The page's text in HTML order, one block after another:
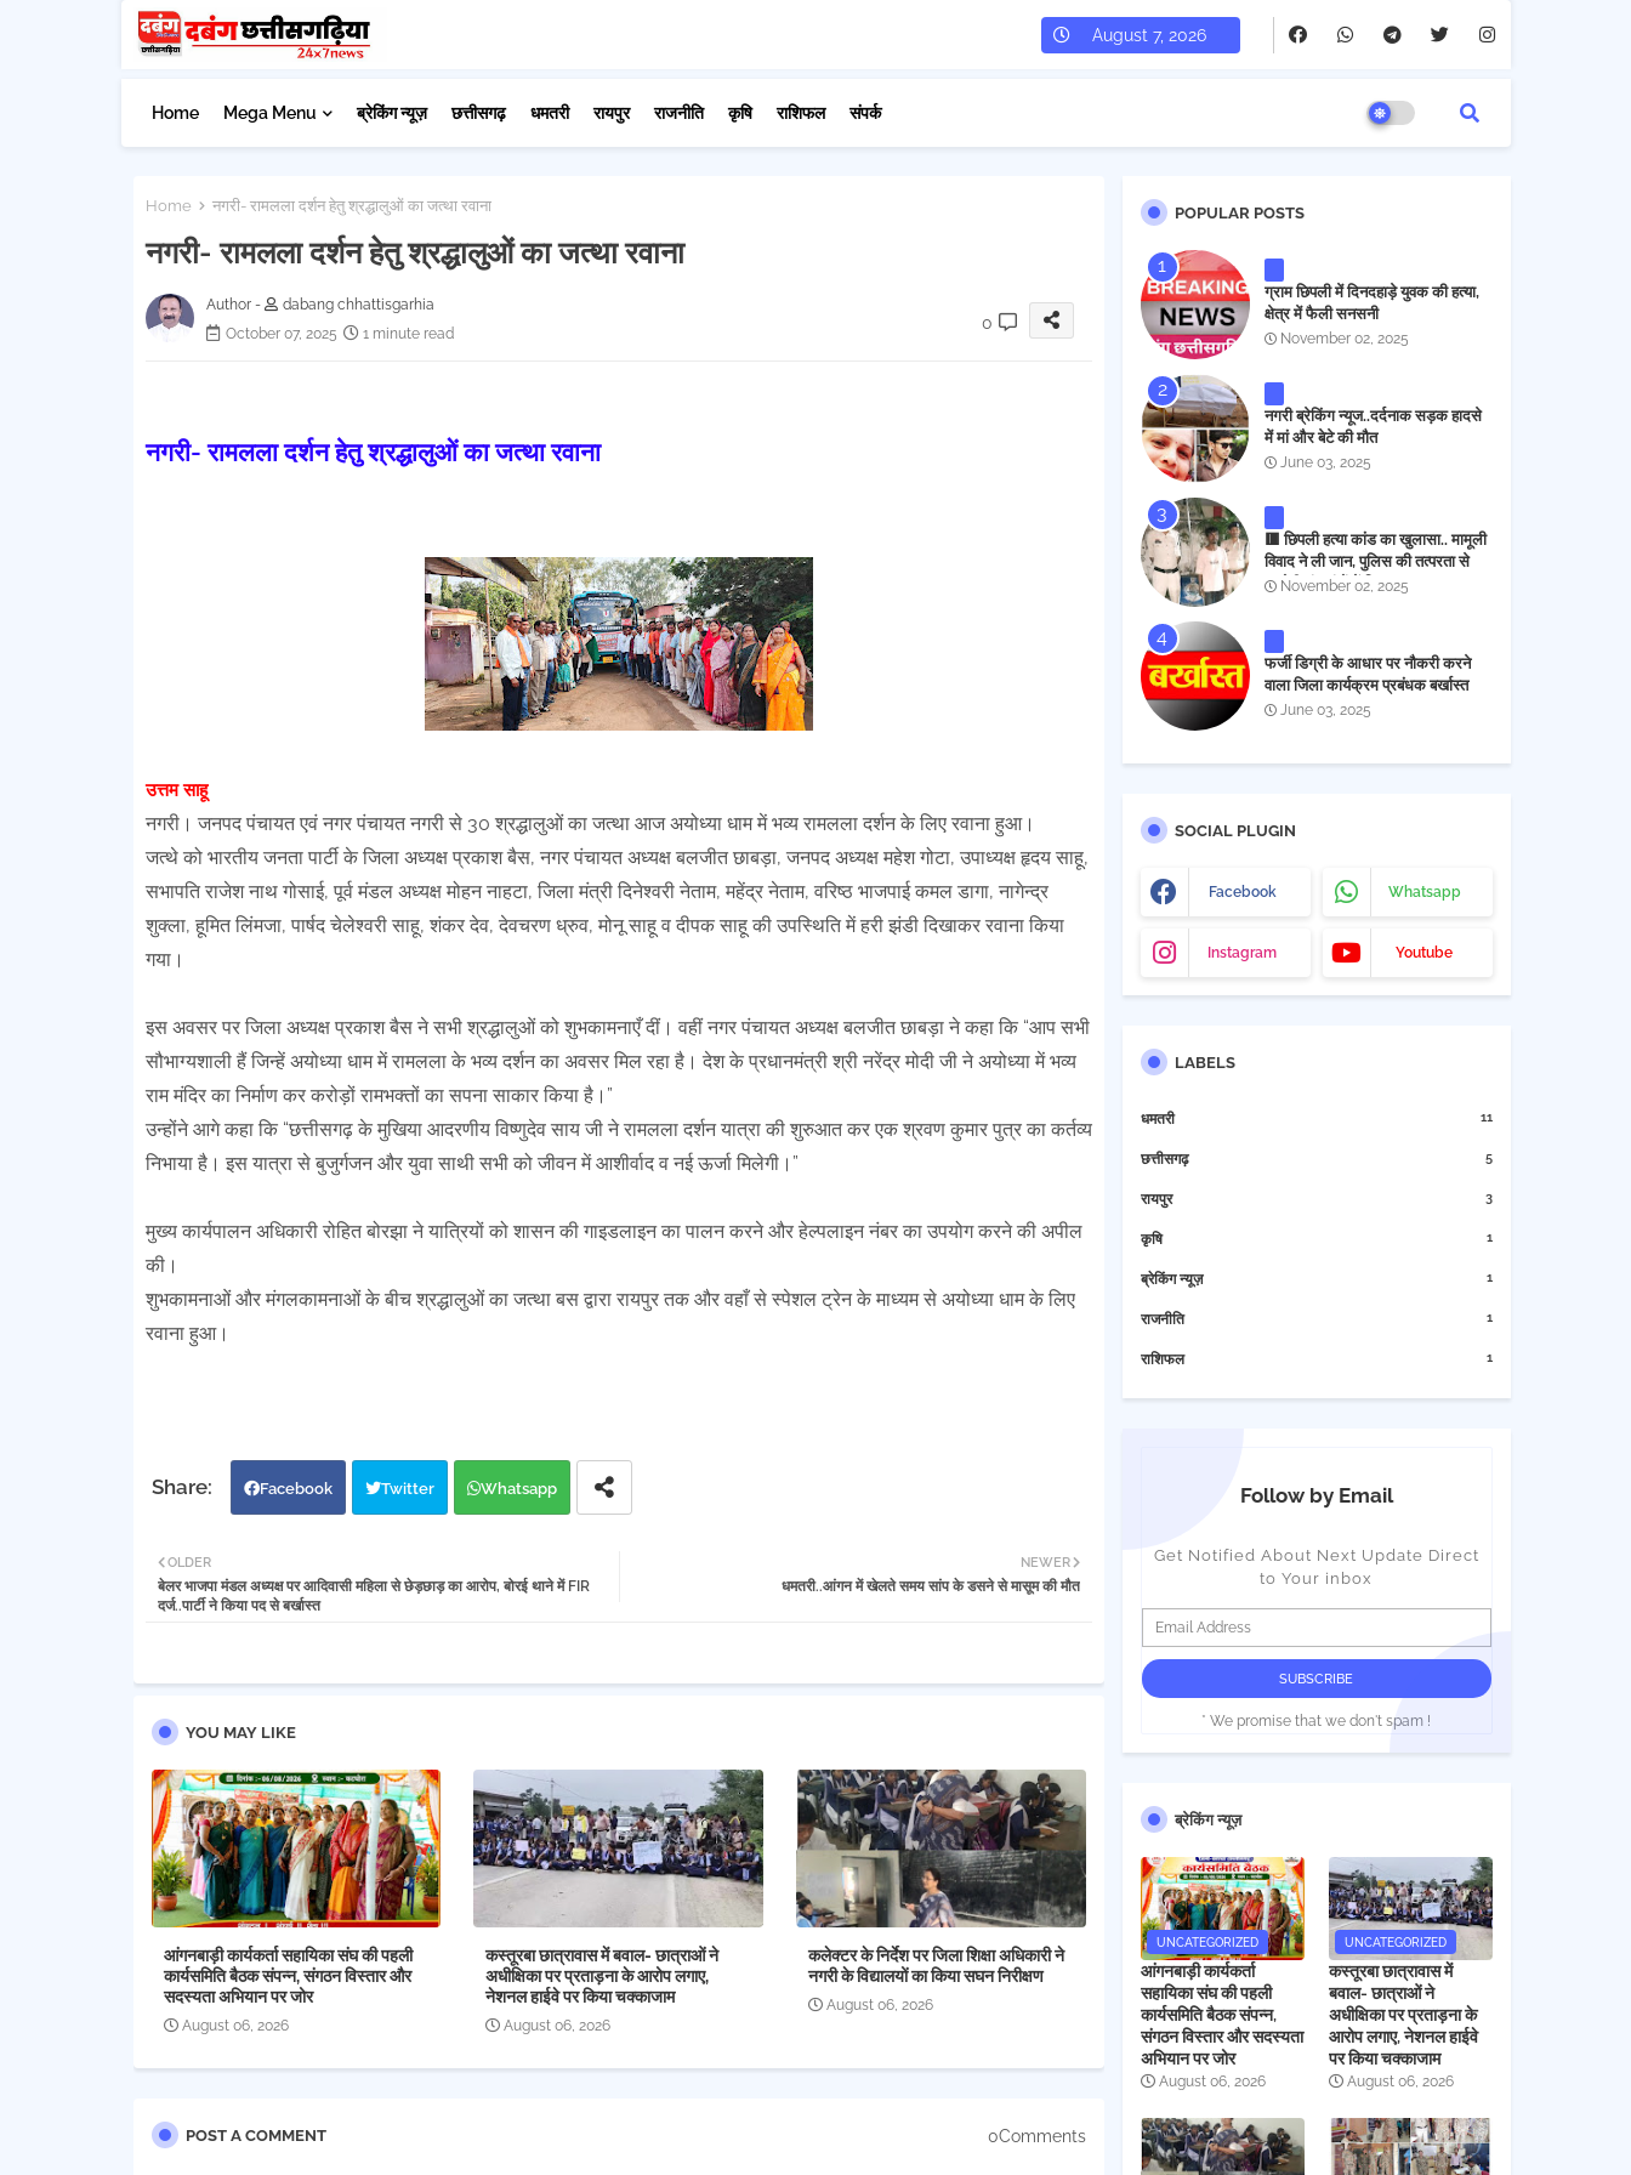
August 7, 2026
Home Mega Menu ब्रेकिंग न्यूज़ छत्तीसगढ़ धमतरी रायपुर राजनीति कृषि राशिफल संपर्क
Home नगरी- रामलला दर्शन हेतु श्रद्धालुओं का जत्था रवाना
नगरी- रामलला दर्शन हेतु श्रद्धालुओं का जत्था रवाना
Author -
dabang chhattisgarhia
October 07, 2025
1 minute read
0
नगरी- रामलला दर्शन हेतु श्रद्धालुओं का जत्था रवाना
उत्तम साहू
नगरी। जनपद पंचायत एवं नगर पंचायत नगरी से 30 श्रद्धालुओं का जत्था आज अयोध्या धाम में भव्य रामलला दर्शन के लिए रवाना हुआ।
जत्थे को भारतीय जनता पार्टी के जिला अध्यक्ष प्रकाश बैस, नगर पंचायत अध्यक्ष बलजीत छाबड़ा, जनपद अध्यक्ष महेश गोटा, उपाध्यक्ष हृदय साहू,
सभापति राजेश नाथ गोसाई, पूर्व मंडल अध्यक्ष मोहन नाहटा, जिला मंत्री दिनेश्वरी नेताम, महेंद्र नेताम, वरिष्ठ भाजपाई कमल डागा, नागेन्द्र
शुक्ला, हूमित लिंमजा, पार्षद चेलेश्वरी साहू, शंकर देव, देवचरण ध्रुव, मोनू साहू व दीपक साहू की उपस्थिति में हरी झंडी दिखाकर रवाना किया
गया।
इस अवसर पर जिला अध्यक्ष प्रकाश बैस ने सभी श्रद्धालुओं को शुभकामनाएँ दीं। वहीं नगर पंचायत अध्यक्ष बलजीत छाबड़ा ने कहा कि “आप सभी
सौभाग्यशाली हैं जिन्हें अयोध्या धाम में रामलला के भव्य दर्शन का अवसर मिल रहा है। देश के प्रधानमंत्री श्री नरेंद्र मोदी जी ने अयोध्या में भव्य
राम मंदिर का निर्माण कर करोड़ों रामभक्तों का सपना साकार किया है।”
उन्होंने आगे कहा कि “छत्तीसगढ़ के मुखिया आदरणीय विष्णुदेव साय जी ने रामलला दर्शन यात्रा की शुरुआत कर एक श्रवण कुमार पुत्र का कर्तव्य
निभाया है। इस यात्रा से बुजुर्गजन और युवा साथी सभी को जीवन में आशीर्वाद व नई ऊर्जा मिलेगी।”
मुख्य कार्यपालन अधिकारी रोहित बोरझा ने यात्रियों को शासन की गाइडलाइन का पालन करने और हेल्पलाइन नंबर का उपयोग करने की अपील
की।
शुभकामनाओं और मंगलकामनाओं के बीच श्रद्धालुओं का जत्था बस द्वारा रायपुर तक और वहाँ से स्पेशल ट्रेन के माध्यम से अयोध्या धाम के लिए
रवाना हुआ।
Facebook Twitter Whatsapp
NEWER
धमतरी..आंगन में खेलते समय सांप के डसने से मासूम की मौत
OLDER
बेलर भाजपा मंडल अध्यक्ष पर आदिवासी महिला से छेड़छाड़ का आरोप, बोरई थाने में FIR
दर्ज..पार्टी ने किया पद से बर्खास्त
YOU MAY LIKE
आंगनबाड़ी कार्यकर्ता सहायिका संघ की पहली
कार्यसमिति बैठक संपन्न, संगठन विस्तार और
सदस्यता अभियान पर जोर
August 06, 2026
कस्तूरबा छात्रावास में बवाल- छात्राओं ने
अधीक्षिका पर प्रताड़ना के आरोप लगाए,
नेशनल हाईवे पर किया चक्काजाम
August 06, 2026
कलेक्टर के निर्देश पर जिला शिक्षा अधिकारी ने
नगरी के विद्यालयों का किया सघन निरीक्षण
August 06, 2026
POST A COMMENT 0Comments
POPULAR POSTS
ग्राम छिपली में दिनदहाड़े युवक की हत्या,
क्षेत्र में फैली सनसनी
November 02, 2025
नगरी ब्रेकिंग न्यूज..दर्दनाक सड़क हादसे
में मां और बेटे की मौत
June 03, 2025
🟥 छिपली हत्या कांड का खुलासा.. मामूली
विवाद ने ली जान, पुलिस की तत्परता से
आरोपी चंद घंटों में गिरफ्तार
November 02, 2025
फर्जी डिग्री के आधार पर नौकरी करने
वाला जिला कार्यक्रम प्रबंधक बर्खास्त
June 03, 2025
SOCIAL PLUGIN
Facebook Whatsapp
Instagram Youtube
LABELS
धमतरी 11
छत्तीसगढ़ 5
रायपुर 3
कृषि 1
ब्रेकिंग न्यूज़ 1
राजनीति 1
राशिफल 1
Follow by Email
Get Notified About Next Update Direct
to Your inbox
* We promise that we don't spam !
ब्रेकिंग न्यूज़
UNCATEGORIZED
आंगनबाड़ी कार्यकर्ता
सहायिका संघ की पहली
कार्यसमिति बैठक संपन्न,
संगठन विस्तार और सदस्यता
अभियान पर जोर
August 06, 2026
UNCATEGORIZED
कस्तूरबा छात्रावास में
बवाल- छात्राओं ने
अधीक्षिका पर प्रताड़ना के
आरोप लगाए, नेशनल हाईवे
पर किया चक्काजाम
August 06, 2026